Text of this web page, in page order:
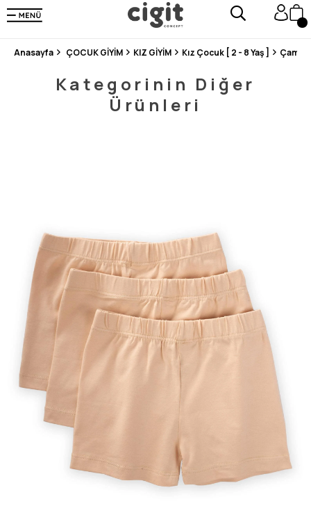
250.000'DEN FAZLA DEĞERLENDİRMEDE 5 ÜZERİNDEN 4.8 PUAN ALDI ⭐⭐⭐⭐⭐
3 MİLYONDAN FAZLA MUTLU MÜŞTERİ ❤️ 10 MİLYON ÜRÜN
Anasayfa ÇOCUK GİYİM KIZ GİYİM Kız Çocuk [ 2 - 8 Yaş ]
Kategorinin Diğer
Ürünleri